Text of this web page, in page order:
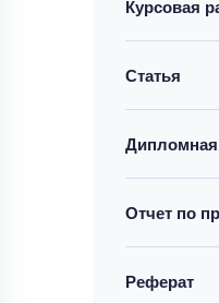
Курсовая
Статья
Дипломная
Отчет по
Реферат